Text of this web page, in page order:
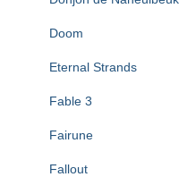
Doom
Eternal Strands
Fable 3
Fairune
Fallout